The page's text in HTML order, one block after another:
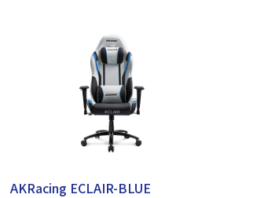
AKRacing ECLAIR-BLUE